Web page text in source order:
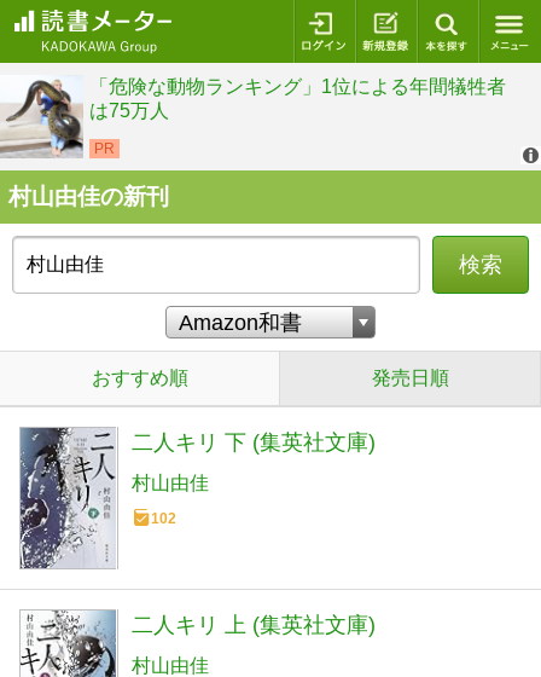
ログイン 新規登録
村山由佳の新刊
検索
おすすめ順 発売日順
二人キリ 下 (集英社文庫)
村山由佳
102
二人キリ 上 (集英社文庫)
村山由佳